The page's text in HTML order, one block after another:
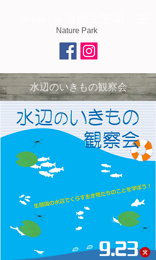
Nature Park
水辺のいきもの観察会